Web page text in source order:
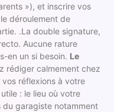
»), et inscrire vos
déroulement de
.La double signature,
Aucune rature
en un si besoin. Le
rédiger calmement chez
réflexions à votre
: le lieu où votre
garagiste notamment